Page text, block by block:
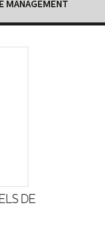
MANAGEMENT
DE